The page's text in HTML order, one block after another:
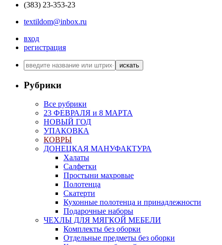
(383) 23-353-23
textildom@inbox.ru
вход
регистрация
искать
Рубрики
Все рубрики
23 ФЕВРАЛЯ и 8 МАРТА
НОВЫЙ ГОД
УПАКОВКА
КОВРЫ
ДОНЕЦКАЯ МАНУФАКТУРА
Халаты
Салфетки
Простыни махровые
Полотенца
Скатерти
Кухонные полотенца и принадлежности
Подарочные наборы
ЧЕХЛЫ ДЛЯ МЯГКОЙ МЕБЕЛИ
Комплекты без оборки
Отдельные предметы без оборки